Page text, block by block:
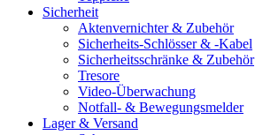
Sicherheit
Aktenvernichter & Zubehör
Sicherheits-Schlösser & -Kabel
Sicherheitsschränke & Zubehör
Tresore
Video-Überwachung
Notfall- & Bewegungsmelder
Lager & Versand